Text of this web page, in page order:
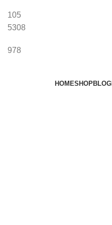
105
5308
978
HOMESHOPBLOG